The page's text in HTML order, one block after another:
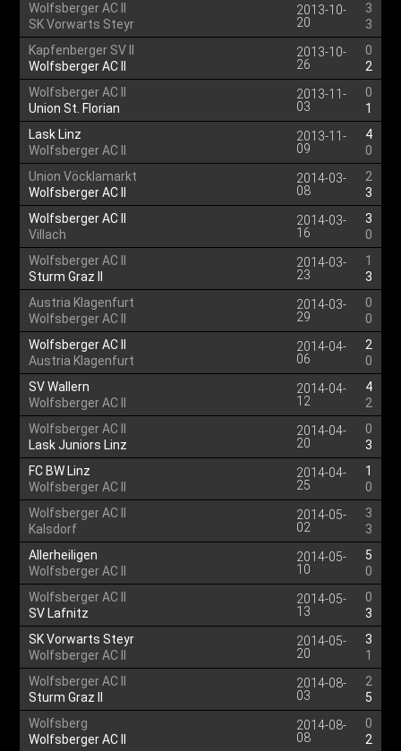
Wolfsberger AC II
SK Vorwarts Steyr
2013-10-
20
3
3
Kapfenberger SV II
Wolfsberger AC II
2013-10-
26
0
2
Wolfsberger AC II
Union St. Florian
2013-11-
03
0
1
Lask Linz
Wolfsberger AC II
2013-11-
09
4
0
Union Vöcklamarkt
Wolfsberger AC II
2014-03-
08
2
3
Wolfsberger AC II
Villach
2014-03-
16
3
0
Wolfsberger AC II
Sturm Graz II
2014-03-
23
1
3
Austria Klagenfurt
Wolfsberger AC II
2014-03-
29
0
0
Wolfsberger AC II
Austria Klagenfurt
2014-04-
06
2
0
SV Wallern
Wolfsberger AC II
2014-04-
12
4
2
Wolfsberger AC II
Lask Juniors Linz
2014-04-
20
0
3
FC BW Linz
Wolfsberger AC II
2014-04-
25
1
0
Wolfsberger AC II
Kalsdorf
2014-05-
02
3
3
Allerheiligen
Wolfsberger AC II
2014-05-
10
5
0
Wolfsberger AC II
SV Lafnitz
2014-05-
13
0
3
SK Vorwarts Steyr
Wolfsberger AC II
2014-05-
20
3
1
Wolfsberger AC II
Sturm Graz II
2014-08-
03
2
5
Wolfsberg
Wolfsberger AC II
2014-08-
08
0
2